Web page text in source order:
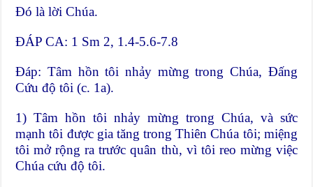
Ðó là lời Chúa.
ĐÁP CA: 1 Sm 2, 1.4-5.6-7.8
Đáp: Tâm hồn tôi nhảy mừng trong Chúa, Đấng
Cứu độ tôi (c. 1a).
1) Tâm hồn tôi nhảy mừng trong Chúa, và sức
mạnh tôi được gia tăng trong Thiên Chúa tôi; miệng
tôi mở rộng ra trước quân thù, vì tôi reo mừng việc
Chúa cứu độ tôi.